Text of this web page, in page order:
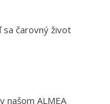
sa čarovný život
našom ALMEA